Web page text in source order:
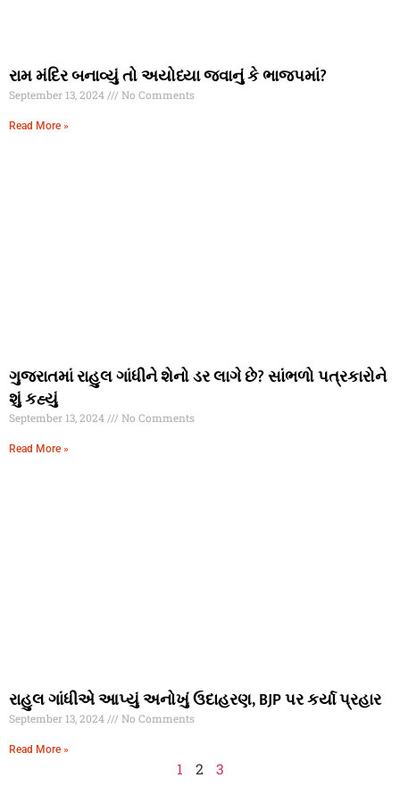
રામ મંદિર બનાવ્યું તો અયોધ્યા જવાનું કે ભાજપમાં?
September 13, 2024 No Comments
Read More »
ગુજરાતમાં રાહુલ ગાંધીને શેનો ડર લાગે છે? સાંભળો પત્રકારોને
શું કહ્યું
September 13, 2024 No Comments
Read More »
રાહુલ ગાંધીએ આપ્યું અનોખું ઉદાહરણ, BJP પર કર્યા પ્રહાર
September 13, 2024 No Comments
Read More »
1 2 3